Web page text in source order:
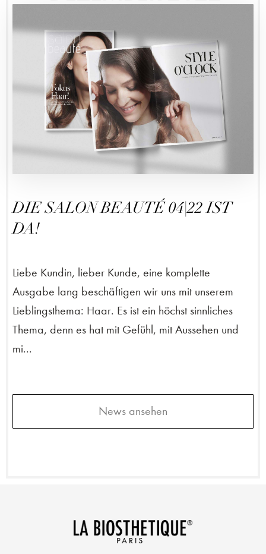
DIE SALON BEAUTÉ 04|22 IST
DA!
Liebe Kundin, lieber Kunde, eine komplette
Ausgabe lang beschäftigen wir uns mit unserem
Lieblingsthema: Haar. Es ist ein höchst sinnliches
Thema, denn es hat mit Gefühl, mit Aussehen und
mi...
News ansehen